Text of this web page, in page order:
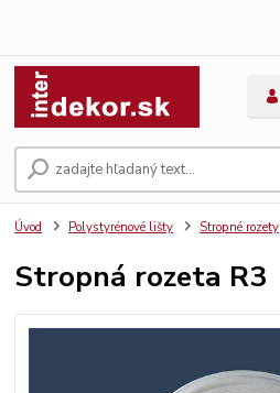
Úvod Polystyrénové lišty Stropné rozety
Stropná rozeta R3